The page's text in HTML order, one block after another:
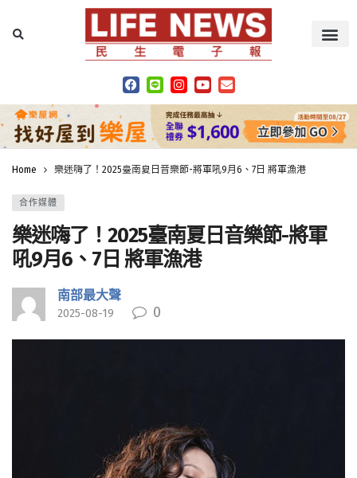
Home 樂迷嗨了！2025臺南夏日音樂節-將軍吼9月6、7日 將軍漁港
合作媒體
樂迷嗨了！2025臺南夏日音樂節-將軍
吼9月6、7日 將軍漁港
南部最大聲
2025-08-19 0